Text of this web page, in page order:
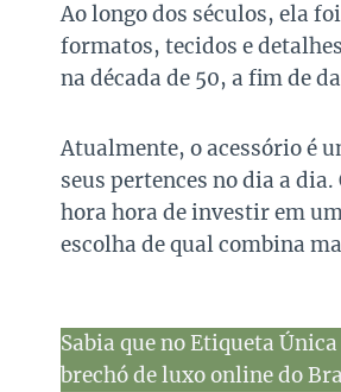
Ao longo dos séculos, ela
formatos, tecidos e
na década de 50, a fim de
Atualmente, o acessório é
seus pertences no dia a
hora hora de investir em
escolha de qual combina
Sabia que no Etiqueta
brechó de luxo online do